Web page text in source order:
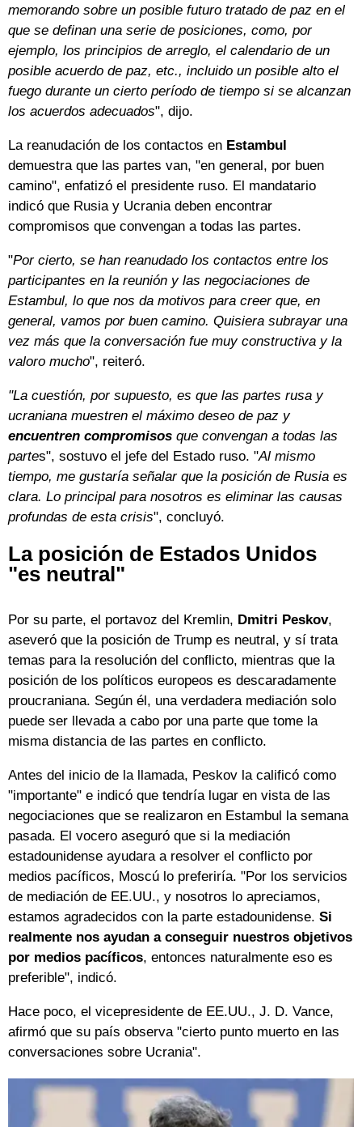
memorando sobre un posible futuro tratado de paz en el
que se definan una serie de posiciones, como, por
ejemplo, los principios de arreglo, el calendario de un
posible acuerdo de paz, etc., incluido un posible alto el
fuego durante un cierto período de tiempo si se alcanzan
los acuerdos adecuados", dijo.
La reanudación de los contactos en Estambul
demuestra que las partes van, "en general, por buen
camino", enfatizó el presidente ruso. El mandatario
indicó que Rusia y Ucrania deben encontrar
compromisos que convengan a todas las partes.
"Por cierto, se han reanudado los contactos entre los
participantes en la reunión y las negociaciones de
Estambul, lo que nos da motivos para creer que, en
general, vamos por buen camino. Quisiera subrayar una
vez más que la conversación fue muy constructiva y la
valoro mucho", reiteró.
"La cuestión, por supuesto, es que las partes rusa y
ucraniana muestren el máximo deseo de paz y
encuentren compromisos que convengan a todas las
partes", sostuvo el jefe del Estado ruso. "Al mismo
tiempo, me gustaría señalar que la posición de Rusia es
clara. Lo principal para nosotros es eliminar las causas
profundas de esta crisis", concluyó.
La posición de Estados Unidos
"es neutral"
Por su parte, el portavoz del Kremlin, Dmitri Peskov,
aseveró que la posición de Trump es neutral, y sí trata
temas para la resolución del conflicto, mientras que la
posición de los políticos europeos es descaradamente
proucraniana. Según él, una verdadera mediación solo
puede ser llevada a cabo por una parte que tome la
misma distancia de las partes en conflicto.
Antes del inicio de la llamada, Peskov la calificó como
"importante" e indicó que tendría lugar en vista de las
negociaciones que se realizaron en Estambul la semana
pasada. El vocero aseguró que si la mediación
estadounidense ayudara a resolver el conflicto por
medios pacíficos, Moscú lo preferiría. "Por los servicios
de mediación de EE.UU., y nosotros lo apreciamos,
estamos agradecidos con la parte estadounidense. Si
realmente nos ayudan a conseguir nuestros objetivos
por medios pacíficos, entonces naturalmente eso es
preferible", indicó.
Hace poco, el vicepresidente de EE.UU., J. D. Vance,
afirmó que su país observa "cierto punto muerto en las
conversaciones sobre Ucrania".